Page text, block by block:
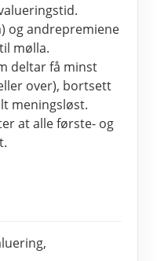
og andrepremiene
mølla.
deltar få minst
over), bortsett
meningsløst.
at alle første- og